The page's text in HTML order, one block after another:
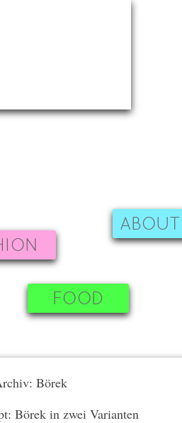
FOOD
Börek
Börek in zwei Varianten